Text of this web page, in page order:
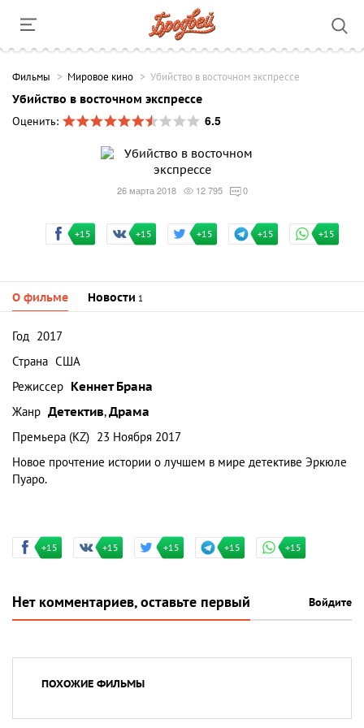
Фильмы Мировое кино Убийство в восточном экспрессе
Убийство в восточном экспрессе
Оценить:
6.5
26 марта 2018 12 795 0
+15 +15 +15 +15 +15
О фильме Новости 1
Год 2017
Страна США
Режиссер Кеннет Брана
Жанр Детектив,Драма
Премьера (KZ) 23 Ноября 2017
Новое прочтение истории о лучшем в мире детективе Эркюле
Пуаро.
+15 +15 +15 +15 +15
Нет комментариев, оставьте первый Войдите
ПОХОЖИЕ ФИЛЬМЫ